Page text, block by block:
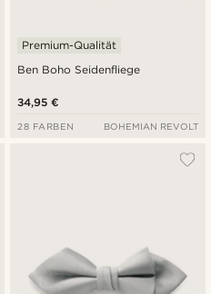
Ben Boho Seidenfliege
Premium-Qualität
34,95 €
28 FARBEN BOHEMIAN REVOLT